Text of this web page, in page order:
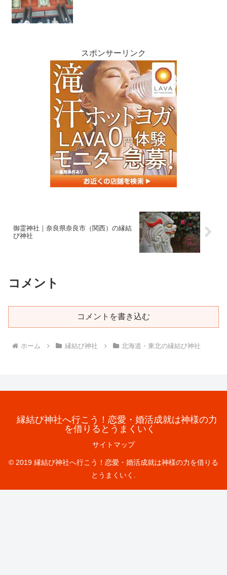
スポンサーリンク
御霊神社｜奈良県奈良市（関西）の縁結
び神社
コメント
コメントを書き込む
ホーム 縁結び神社 北海道・東北の縁結び神社
縁結び神社へ行こう！恋愛・婚活成就は神様の力
を借りるとうまくいく
サイトマップ
© 2019 縁結び神社へ行こう！恋愛・婚活成就は神様の力を借りる
とうまくいく.